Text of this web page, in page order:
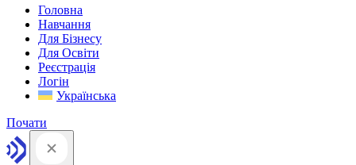
Головна
Навчання
Для Бізнесу
Для Освіти
Реєстрація
Логін
Українська
Почати